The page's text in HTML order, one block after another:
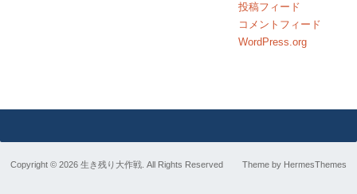
投稿フィード
コメントフィード
WordPress.org
Theme by HermesThemes
Copyright © 2026 生き残り大作戦. All Rights Reserved